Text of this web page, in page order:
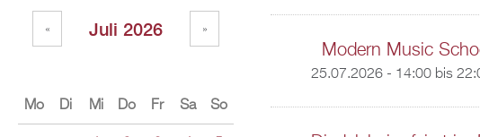
Modern Music
25.07.2026 - 14:00bis
Juli 2026
« »
Mo Di Mi Do Fr Sa So